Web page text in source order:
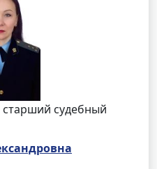
судебный